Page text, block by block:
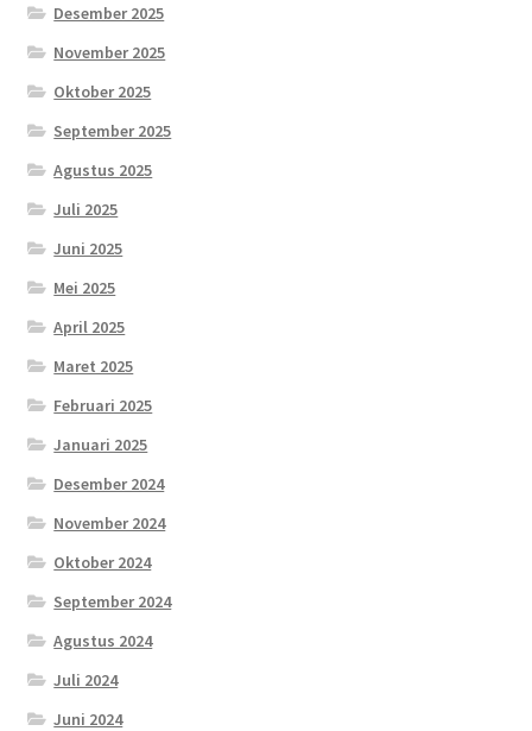
Desember 2025
November 2025
Oktober 2025
September 2025
Agustus 2025
Juli 2025
Juni 2025
Mei 2025
April 2025
Maret 2025
Februari 2025
Januari 2025
Desember 2024
November 2024
Oktober 2024
September 2024
Agustus 2024
Juli 2024
Juni 2024